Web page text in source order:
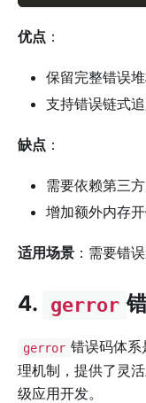
优点 ：
保留完整错误
支持错误链式
缺点 ：
需要依赖第三
增加额外内存
适用场景 ：需要错
4. gerror
gerror 错误码体系
理机制，提供了灵
级应用开发。